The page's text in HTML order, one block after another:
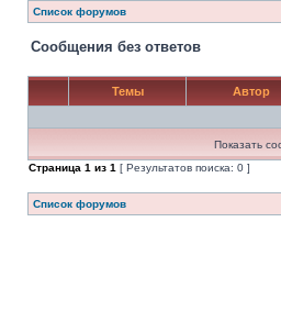
Список форумов
Сообщения без ответов
Темы Автор
Показать
Страница 1 из 1 [ Результатов поиска: 0 ]
Список форумов